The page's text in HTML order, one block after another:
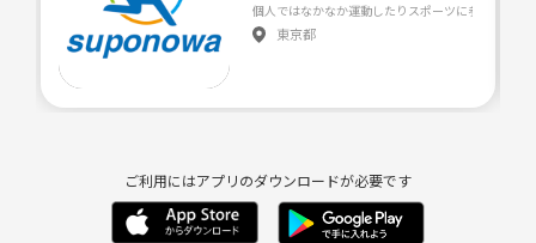
個人ではなかなか運動したりスポーツに参加した
東京都
ご利用にはアプリのダウンロードが必要です